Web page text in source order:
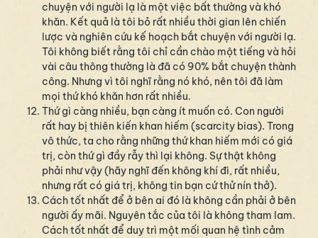
chuyện với người lạ là một việc bất thường và khó
khăn. Kết quả là tôi bỏ rất nhiều thời gian lên chiến
lược và nghiên cứu kế hoạch bắt chuyện với người lạ.
Tôi không biết rằng tôi chỉ cần chào một tiếng và hỏi
vài câu thông thường là đã có 90% bắt chuyện thành
công. Nhưng vì tôi nghĩ rằng nó khó, nên tôi đã làm
mọi thứ khó khăn hơn rất nhiều.
Thứ gì càng nhiều, bạn càng ít muốn có. Con người
rất hay bị thiên kiến khan hiếm (scarcity bias). Trong
vô thức, ta cho rằng những thứ khan hiếm mới có giá
trị, còn thứ gì đầy rẫy thì lại không. Sự thật không
phải như vậy (hãy nghĩ đến không khí đi, rất nhiều,
nhưng rất có giá trị, không tin bạn cứ thử nín thở).
Cách tốt nhất để ở bên ai đó là không cần phải ở bên
người ấy mãi. Nguyên tắc của tôi là không tham lam.
Cách tốt nhất để duy trì một mối quan hệ tình cảm